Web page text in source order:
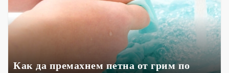
Как да премахнем петна от грим по